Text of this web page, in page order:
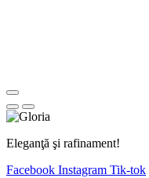
Eleganţă şi rafinament!
Facebook Instagram Tik-tok